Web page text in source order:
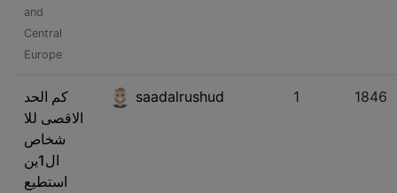
and
Central
Europe
كم الحد
الاقصى للا
شخاص
ال1ين
استطيع
saadalrushud 1 1846